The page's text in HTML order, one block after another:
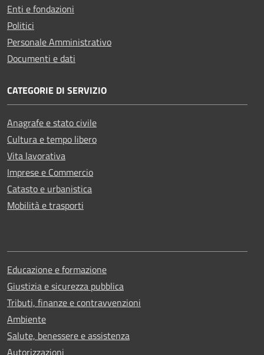
Enti e fondazioni
Politici
Personale Amministrativo
Documenti e dati
CATEGORIE DI SERVIZIO
Anagrafe e stato civile
Cultura e tempo libero
Vita lavorativa
Imprese e Commercio
Catasto e urbanistica
Mobilità e trasporti
Educazione e formazione
Giustizia e sicurezza pubblica
Tributi, finanze e contravvenzioni
Ambiente
Salute, benessere e assistenza
Autorizzazioni